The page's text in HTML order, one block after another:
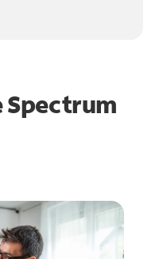
Spectrum